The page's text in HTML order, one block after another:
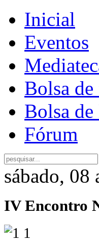
Inicial
Eventos
Bolsa
Bolsa
Fórum
sábado, 08
IV Encontro